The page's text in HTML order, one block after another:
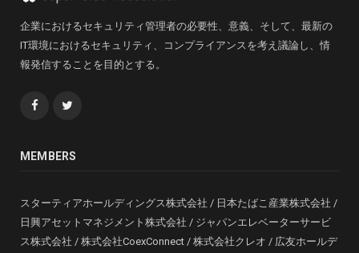
企業におけるセキュリティ管理者の必要性、意義、そして、最新の
IT環境におけるセキュリティ、コンプライアンスを考え議論し、情
報発信することを目的とする。
Facebook
MEMBERS
スターティアホールディングス株式会社 / 日本たばこ産業株式会社 /
日興アセットマネジメント株式会社 / ジャパンエレベーターサービ
ス株式会社 / 株式会社CoexConnect / 株式会社クレオ / 広友ホールデ